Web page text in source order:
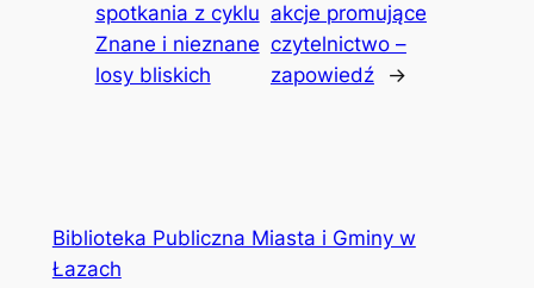
spotkania z cyklu
Znane i nieznane
losy bliskich
akcje promujące
czytelnictwo –
zapowiedź
→
Biblioteka Publiczna Miasta i Gminy w
Łazach